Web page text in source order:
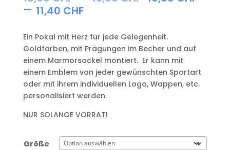
18,00 CHF
19,00 CHF
– 11,40 CHF Preisspanne:
bis
11,40 CHF
Ein Pokal mit Herz für jede Gelegenheit.
Goldfarben, mit Prägungen im Becher und auf
einem Marmorsockel montiert. Er kann mit
einem Emblem von jeder gewünschten Sportart
oder mit ihrem individuellen Logo, Wappen, etc.
personalisiert werden.
NUR SOLANGE VORRAT!
Größe